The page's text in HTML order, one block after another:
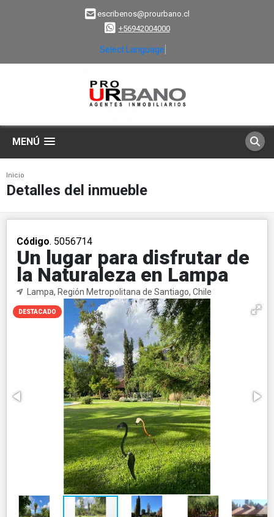
escribenos@prourbano.cl
+56942004000
Select Language
MENÚ
Inicio
Detalles del inmueble
Código. 5056714
Un lugar para disfrutar de
la Naturaleza en Lampa
Lampa, Región Metropolitana de Santiago, Chile
DESTACADO